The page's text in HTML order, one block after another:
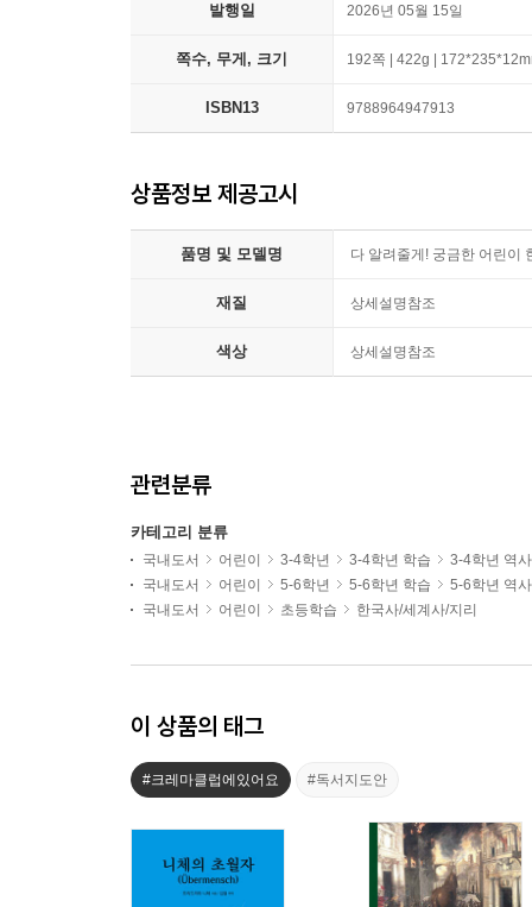
발행일 2026년 05월 15일
쪽수, 무게, 크기 192쪽 | 422g |
ISBN13 9788964947913
상품정보 제공고시
품명 및 모델명 다 알려줄게! 궁금한 어린이
재질 상세설명참조
색상 상세설명참조
관련분류
카테고리 분류
국내도서 어린이 3-4학년 3-4학년 학습
3-4학년 역
국내도서
어린이 5-6학년 5-6학년 학습
5-6학년 역
국내도서
어린이 초등학습 한국사/세계사/지리
이 상품의 태그
#크레마클럽에있어요 #독서지도안